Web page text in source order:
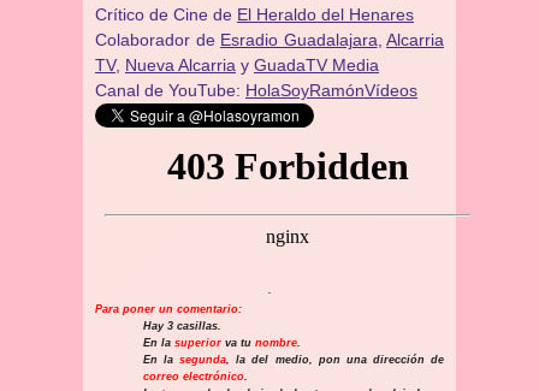
Crítico de Cine de El Heraldo del Henares
​​Colaborador de Esradio Guadalajara Alcarria
TV, Nueva Alcarria y GuadaTV Media
Canal de YouTube: HolaSoyRamónVídeos
Para poner un comentario:
Hay 3 casillas.
En la superior va tu nombre.
En lasegunda, la del medio, pon una dirección de
correo electrónico.